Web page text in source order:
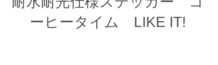
ーヒータイム LIKE IT!